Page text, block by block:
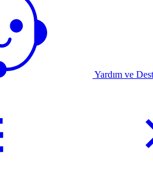
Yardım ve